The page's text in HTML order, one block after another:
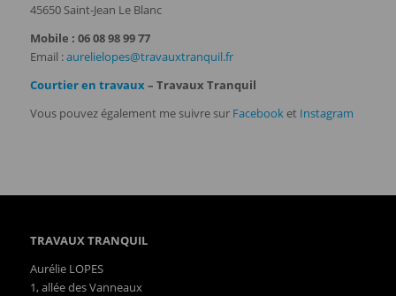
45650 Saint-Jean Le Blanc
Mobile : 06 08 98 99 77
Email :aurelielopes@travauxtranquil.fr
Courtier en travaux – Travaux Tranquil
Vous pouvez également me suivre sur Facebooket Instagram
TRAVAUX TRANQUIL
Aurélie LOPES
1, allée des Vanneaux